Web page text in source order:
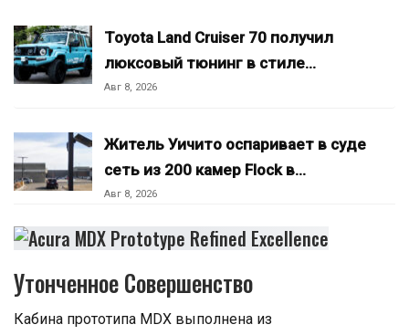
Toyota Land Cruiser 70 получил
люксовый тюнинг в стиле…
Авг 8, 2026
Житель Уичито оспаривает в суде
сеть из 200 камер Flock в…
Авг 8, 2026
Утонченное Совершенство
Кабина прототипа MDX выполнена из